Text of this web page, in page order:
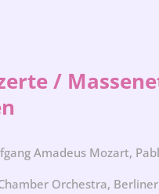
/
Amadeus Mozart,
Orchestra,